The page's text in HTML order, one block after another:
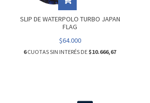
SLIP DE WATERPOLO TURBO JAPAN
FLAG
$64.000
6CUOTAS SIN INTERÉS DE $10.666,67